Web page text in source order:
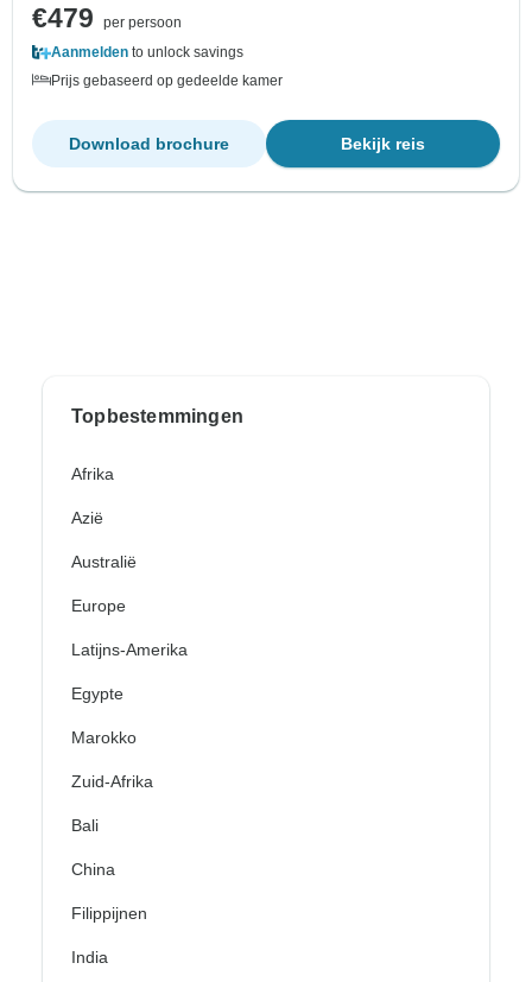
€479
per persoon
Aanmelden to unlock savings
Prijs gebaseerd op gedeelde kamer
Bekijk reis
Download brochure
Topbestemmingen
Afrika
Azië
Australië
Europe
Latijns-Amerika
Egypte
Marokko
Zuid-Afrika
Bali
China
Filippijnen
India